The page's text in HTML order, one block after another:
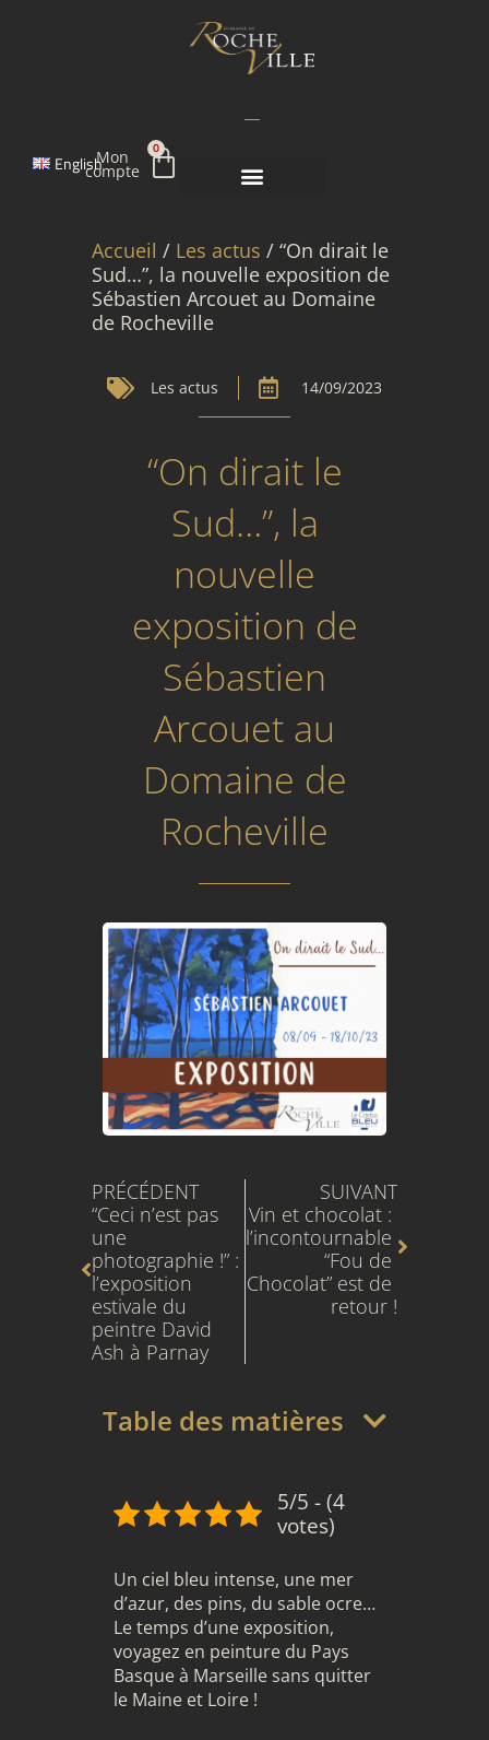
EnglishMon
compte
0
Panier
Accueil / Les actus / “On dirait le
Sud…”, la nouvelle exposition de
Sébastien Arcouet au Domaine
de Rocheville
Les actus 14/09/2023
“On dirait le
Sud…”, la
nouvelle
exposition de
Sébastien
Arcouet au
Domaine de
Rocheville
PRÉCÉDENT
“Ceci n’est pas
une
photographie !” :
l’exposition
estivale du
peintre David
Ash à Parnay
SUIVANT
Vin et chocolat :
l’incontournable
“Fou de
Chocolat” est de
retour !
Table des matières
5/5 - (4
votes)
Un ciel bleu intense, une mer
d’azur, des pins, du sable ocre…
Le temps d’une exposition,
voyagez en peinture du Pays
Basque à Marseille sans quitter
le Maine et Loire !